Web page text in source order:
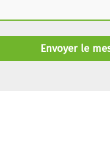
Envoyer le